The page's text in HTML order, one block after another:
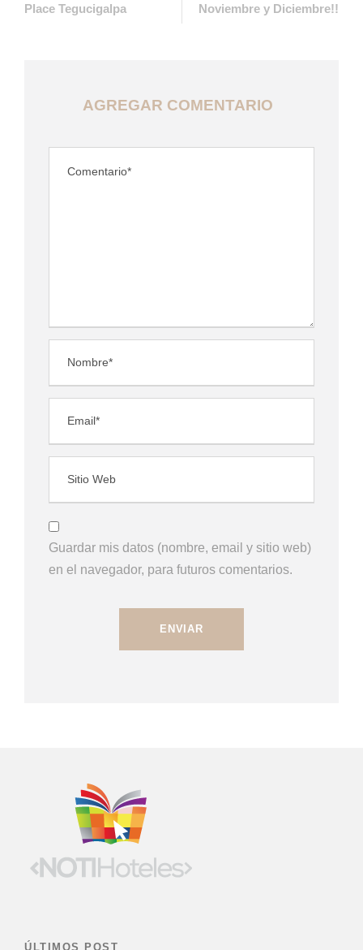
Place Tegucigalpa
Noviembre y Diciembre!!
AGREGAR COMENTARIO
Guardar mis datos (nombre, email y sitio web)
en el navegador, para futuros comentarios.
ÚLTIMOS POST